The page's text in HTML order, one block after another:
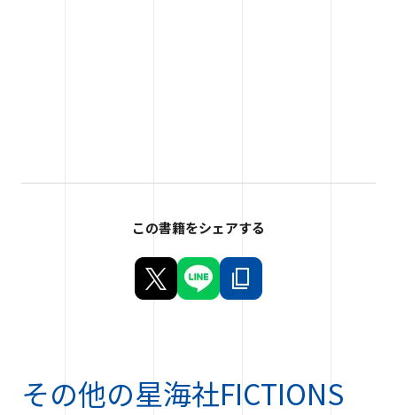
この書籍をシェアする
その他の星海社FICTIONS